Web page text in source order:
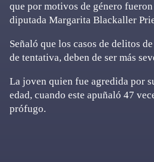
que por motivos de género
diputada Margarita Blackaller
Señaló que los casos de delitos
de tentativa, deben de ser más
La joven quien fue agredida por
edad, cuando este apuñaló 47
prófugo.